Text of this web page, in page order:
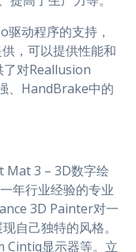
动程序的支持，
，可以提供性能和
对Reallusion
、HandBrake中的
Mat 3 – 3D数字绘
年行业经验的专业
3D Painter对一
自己独特的风格。
Cintiq显示器等。立